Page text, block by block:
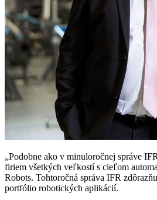
„Podobne ako v minuloročnej správe
firiem všetkých veľkostí s cieľom
Robots. Tohtoročná správa IFR
portfólio robotických aplikácií.